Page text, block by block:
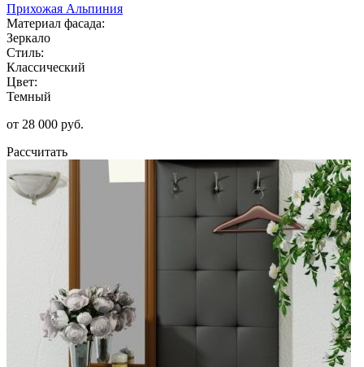
Прихожая Альпиния
Материал фасада:
Зеркало
Стиль:
Классический
Цвет:
Темный
от 28 000 руб.
Рассчитать